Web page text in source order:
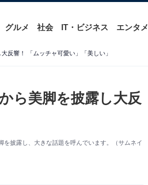
グルメ 社会 IT・ビジネス エンタメ
反響！ 「ムッチャ可愛い」「美しい」
ら美脚を披露し大反
披露し、大きな話題を呼んでいます。（サムネイ